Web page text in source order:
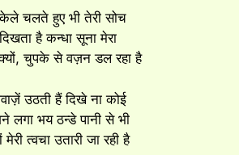
चलते हुए भी तेरी सोच
है कन्धा सूना मेरा
क्यों, चुपके से वज़न डल रहा है
उठती हैं दिखे ना कोई
लगा भय ठन्डे पानी से भी
मेरी त्वचा उतारी जा रही है